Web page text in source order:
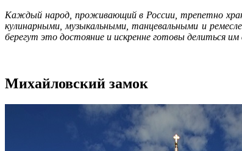
Каждый народ, проживающий в России, трепетно
кулинарными, музыкальными, танцевальными и
берегут это достояние и искренне готовы делиться
Михайловский замок